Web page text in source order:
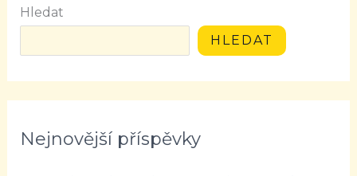
Hledat
HLEDAT
Nejnovější příspěvky